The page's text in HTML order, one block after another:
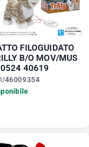
FILOGUIDATO
B/O MOV/MUS
40619
46009354